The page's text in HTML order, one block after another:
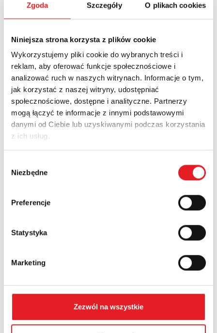
Zgoda Szczegóły O plikach cookies
Niniejsza strona korzysta z plików cookie
Wykorzystujemy pliki cookie do wybranych treści i
reklam, aby oferować funkcje społecznościowe i
analizować ruch w naszych witrynach. Informacje o tym,
jak korzystać z naszej witryny, udostępniać
społecznościowe, dostępne i analityczne. Partnerzy
mogą łączyć te informacje z innymi podstawowymi
danymi od Ciebie lub uzyskiwanymi podczas korzystania
z ich usług.
zgody
Niezbędne
Preferencje
Statystyka
Marketing
Zezwól na wszystkie
POWRÓT
Zapytaj o szczegóły oferty
Imię i nazwisko: *
Adres e-mail: *
Numer telefonu: